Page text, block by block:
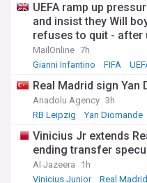
UEFA ramp up
and insist they Will
refuses to quit - after
vowed to fight on
MailOnline 7h
Gianni Infantino
FIFA
Real Madrid sign Yan
Anadolu Agency 3h
RB Leipzig
Yan Diomande
Vinicius Jr extends
ending transfer
Al Jazeera
1h
Vinicius Junior
Real Madrid